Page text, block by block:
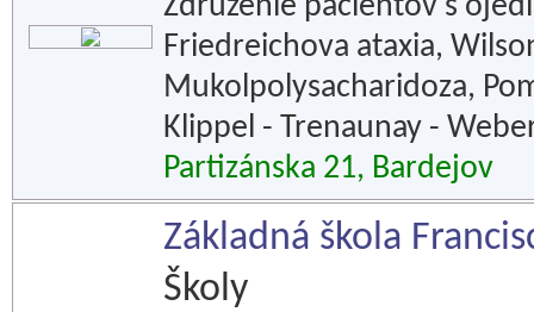
Združenie pacientov s
Friedreichova ataxia,
Mukolpolysacharidoza,
Klippel - Trenaunay -
Partizánska 21, Bardejov
Základná škola
Školy